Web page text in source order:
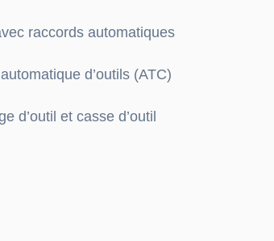
raccords automatiques
d’outils (ATC)
d’outil et casse d’outil